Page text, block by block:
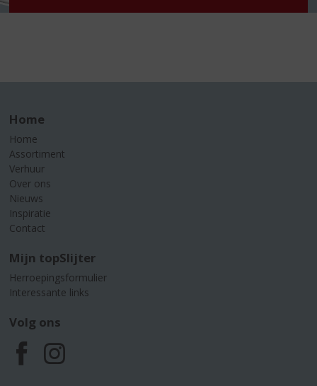
Home
Home
Assortiment
Verhuur
Over ons
Nieuws
Inspiratie
Contact
Mijn topSlijter
Herroepingsformulier
Interessante links
Volg ons
F
I